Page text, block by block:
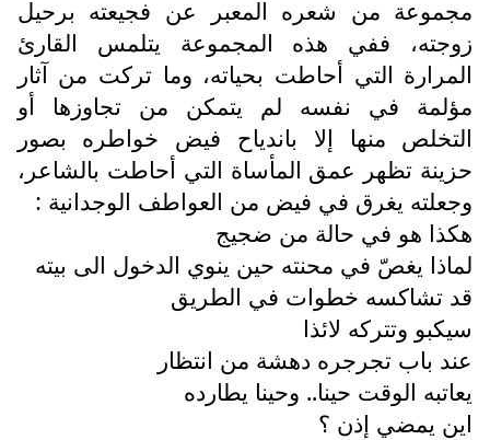
مجموعة من شعره المعبر عن فجيعته برحيل
زوجته، ففي هذه المجموعة يتلمس القارئ
المرارة التي أحاطت بحياته، وما تركت من آثار
مؤلمة في نفسه لم يتمكن من تجاوزها أو
التخلص منها إلا باندياح فيض خواطره بصور
حزينة تظهر عمق المأساة التي أحاطت بالشاعر،
وجعلته يغرق في فيض من العواطف الوجدانية :
هكذا هو في حالة من ضجيج
لماذا يغصّ في محنته حين ينوي الدخول الى بيته
قد تشاكسه خطوات في الطريق
سيكبو وتتركه لائذا
عند باب تجرجره دهشة من انتظار
يعاتبه الوقت حينا.. وحينا يطارده
اين يمضي إذن ؟